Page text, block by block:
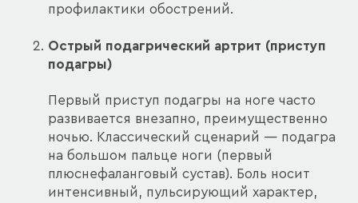
профилактики обострений.
Острый подагрический артрит (приступ
подагры)
Первый приступ подагры на ноге часто
развивается внезапно, преимущественно
ночью. Классический сценарий — подагра
на большом пальце ноги (первый
плюснефаланговый сустав). Боль носит
интенсивный, пульсирующий характер,